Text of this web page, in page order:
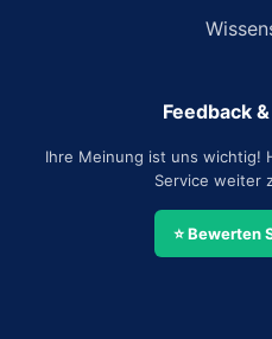
Feedback
Ihre Meinung ist uns wichtig!
Service weiter
⭐ Bewerten